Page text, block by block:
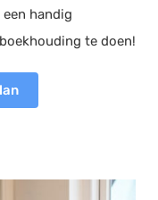
handig
te doen!